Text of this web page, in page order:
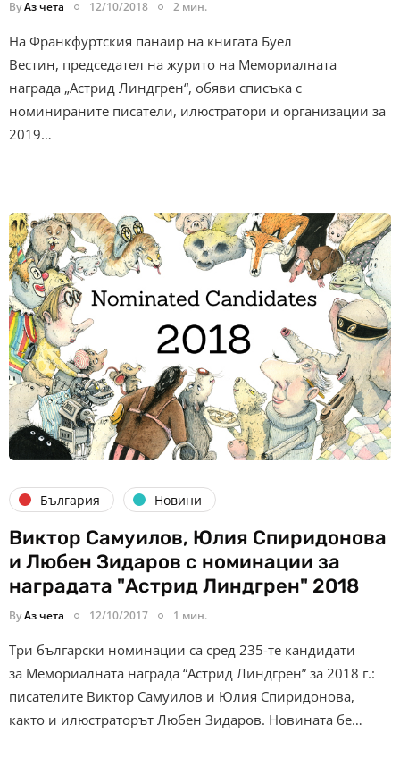
ByАз чета 12/10/2018 2 мин.
На Франкфуртския панаир на книгата Буел
Вестин, председател на журито на Мемориалната
награда „Астрид Линдгрен“, обяви списъка с
номинираните писатели, илюстратори и организации за
2019…
България Новини
Виктор Самуилов, Юлия Спиридонова
и Любен Зидаров с номинации за
наградата "Астрид Линдгрен" 2018
ByАз чета 12/10/2017 1 мин.
Три български номинации са сред 235-те кандидати
за Мемориалната награда “Астрид Линдгрен” за 2018 г.:
писателите Виктор Самуилов и Юлия Спиридонова,
както и илюстраторът Любен Зидаров. Новината бе…